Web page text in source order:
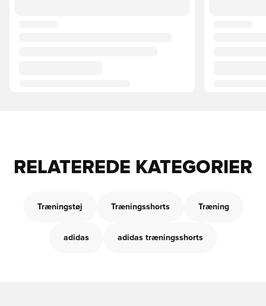
RELATEREDE KATEGORIER
Træningstøj Træningsshorts Træning
adidas adidas træningsshorts